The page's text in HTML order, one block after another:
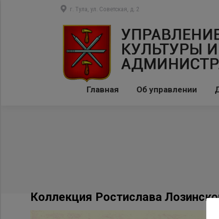
г. Тула, ул. Советская, д. 2
Главная Об управлении
Коллекция Ростислава